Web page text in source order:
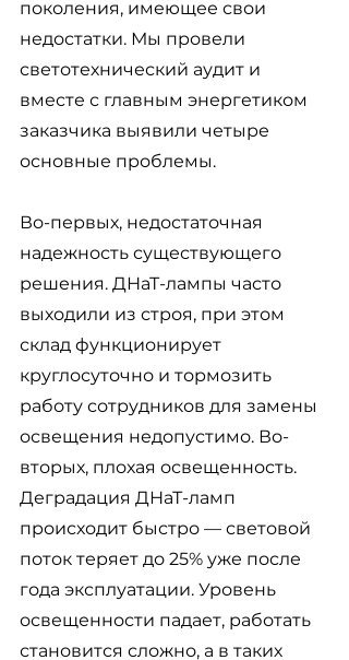
поколения, имеющее свои
недостатки. Мы провели
светотехнический аудит и
вместе с главным энергетиком
заказчика выявили четыре
основные проблемы.
Во-первых, недостаточная
надежность существующего
решения. ДНаТ-лампы часто
выходили из строя, при этом
склад функционирует
круглосуточно и тормозить
работу сотрудников для замены
освещения недопустимо. Во-
вторых, плохая освещенность.
Деградация ДНаТ-ламп
происходит быстро — световой
поток теряет до 25% уже после
года эксплуатации. Уровень
освещенности падает, работать
становится сложно, а в таких